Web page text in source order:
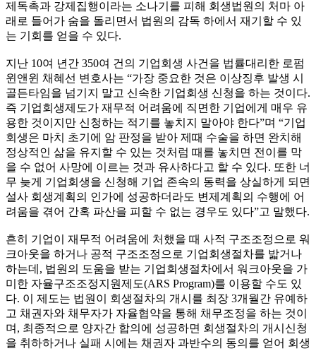
제독촉과 강제집행이라는 소나기를 피해 회생법원의 처마 아
래로 들어가 숨을 돌리면서 법원의 감독 하에서 재기할 수 있
는 기회를 얻을 수 있다.
지난 10여 년간 350여 건의 기업회생 사건을 법률대리한 로펌
윈앤윈 채혜선 변호사는 “가장 중요한 것은 이상징후 발생 시
골든타임을 넘기지 말고 신속한 기업회생 신청을 하는 것이다.
즉 기업회생제도가 재무적 어려움에 직면한 기업에게 매우 유
용한 것이지만 신청하는 적기를 놓치지 말아야 한다”며 “기업
회생은 마치 초기에 암 판정을 받아 제때 수술을 하면 완치해
정상적인 삶을 유지할 수 있는 것처럼 때를 놓치면 전이를 막
을 수 없어 사망에 이르는 것과 유사하다고 할 수 있다. 또한 너
무 늦게 기업회생을 신청해 기업 존속의 동력을 상실하게 되면
설사 회생계획의 인가에 성공하더라도 변제계획의 수행에 어
려움을 겪어 간혹 파산을 피할 수 없는 경우도 있다”고 말했다.
흔히 기업이 재무적 어려움에 처했을 때 사적 구조조정으로 워
크아웃을 하거나 공적 구조조정으로 기업회생절차를 밟거나
하는데, 법원의 도움을 받는 기업회생절차에서 워크아웃을 가
미한 자율구조조정지원제도(ARS Program)를 이용할 수도 있
다. 이 제도는 법원이 회생절차의 개시를 최장 3개월간 유예하
고 채권자와 채무자가 자율협약을 통해 채무조정을 하는 것이
며, 최종적으로 양자간 합의에 성공하면 회생절차의 개시신청
을 취하하거나 실패 시에는 채권자 과반수의 동의를 얻어 회생